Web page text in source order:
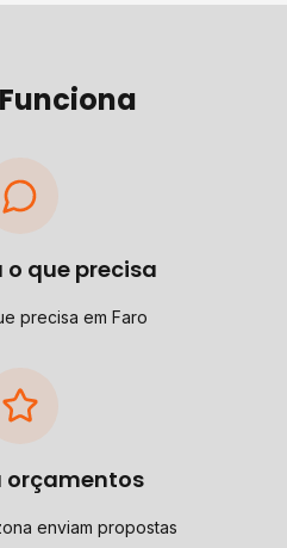
o que precisa
precisa em Faro
orçamentos
enviam propostas